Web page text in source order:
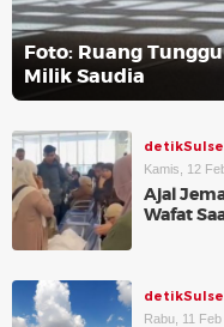
Foto: Ruang
Milik Saudia
Kamis, 12
Ajal
Wafat
Rabu, 11